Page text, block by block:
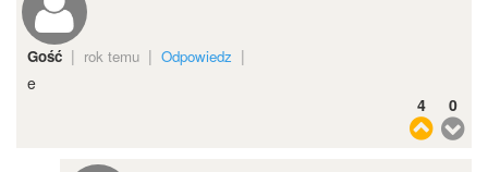
Gość | rok temu | Odpowiedz |
e
4
0